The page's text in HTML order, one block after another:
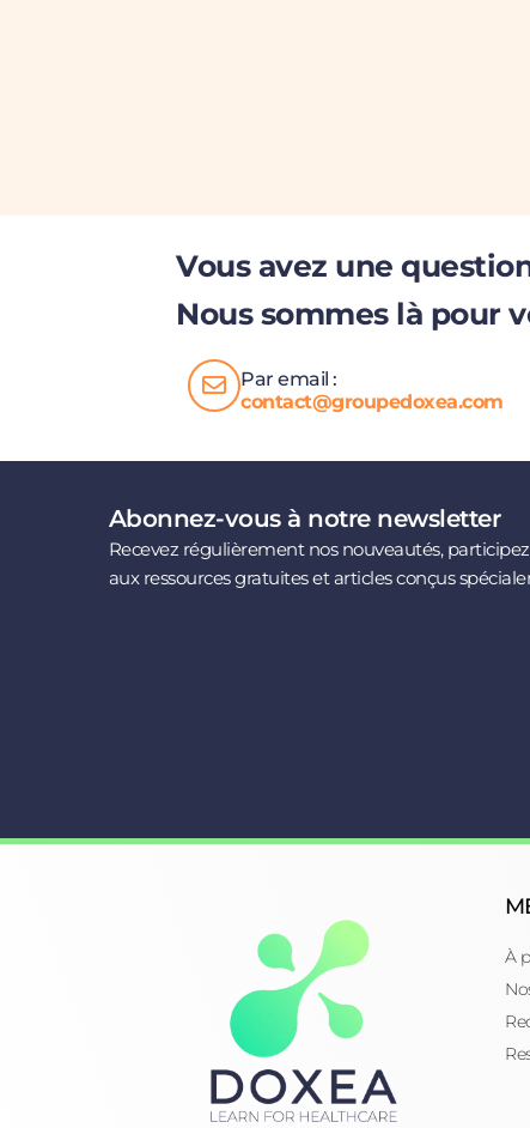
Vous avez une
Nous sommes là pour
Par email :
contact@groupedoxea.com
Abonnez-vous à notre newsletter
Recevez régulièrement nos nouveautés,
aux ressources gratuites et articles conçus
À